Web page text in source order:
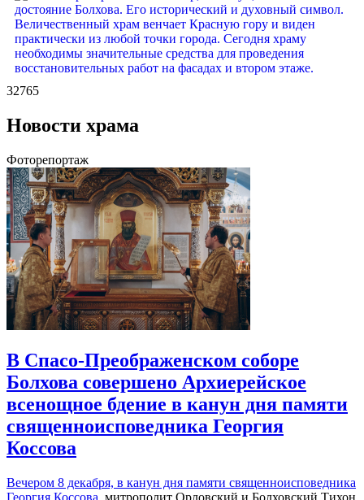
32765
Новости храма
Фоторепортаж
В Спасо-Преображенском соборе
Болхова совершено Архиерейское
всенощное бдение в канун дня памяти
священноисповедника Георгия
Коссова
Вечером 8 декабря, в канун дня памяти священноисповедника
Георгия Коссова, митрополит Орловский и Болховский Тихон